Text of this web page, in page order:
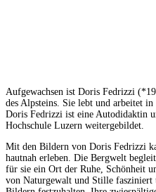
Aufgewachsen ist Doris Fedrizzi
des Alpsteins. Sie lebt und arbeitet
Doris Fedrizzi ist eine Autodidaktin
Hochschule Luzern weitergebildet.
Mit den Bildern von Doris Fedrizzi
hautnah erleben. Die Bergwelt
für sie ein Ort der Ruhe, Schönheit
von Naturgewalt und Stille fasziniert